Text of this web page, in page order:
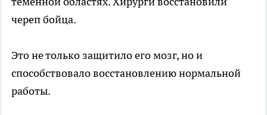
череп бойца.
Это не только защитило его мозг, но и
способствовало восстановлению нормальной
работы.